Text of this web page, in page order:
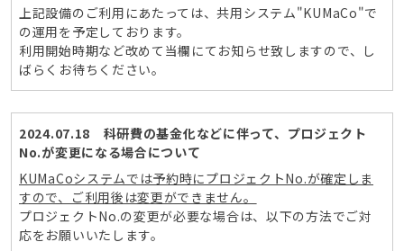
上記設備のご利用にあたっては、共用システム"KUMaCo"で
の運用を予定しております。
利用開始時期など改めて当欄にてお知らせ致しますので、し
ばらくお待ちください。
2024.07.18 科研費の基金化などに伴って、プロジェクト
No.が変更になる場合について
KUMaCoシステムでは予約時にプロジェクトNo.が確定しま
すので、ご利用後は変更ができません。
プロジェクトNo.の変更が必要な場合は、以下の方法でご対
応をお願いいたします。